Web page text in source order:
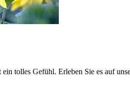
tolles Gefühl. Erleben Sie es auf